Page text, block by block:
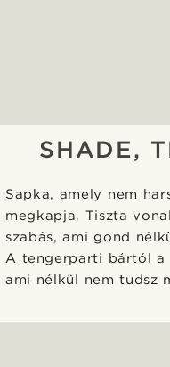
SHADE,
Sapka, amely nem
megkapja. Tiszta
szabás, ami gond
A tengerparti bártól a
ami nélkül nem tudsz